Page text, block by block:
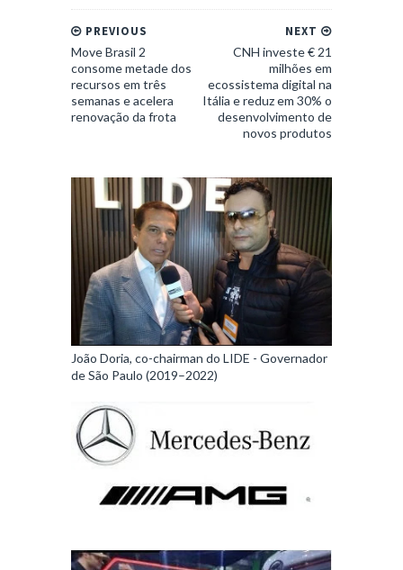
NEXT
CNH investe € 21
milhões em
ecossistema digital na
Itália e reduz em 30% o
desenvolvimento de
novos produtos
PREVIOUS
Move Brasil 2
consome metade dos
recursos em três
semanas e acelera
renovação da frota
João Doria, co-chairman do LIDE - Governador
de São Paulo (2019–2022)